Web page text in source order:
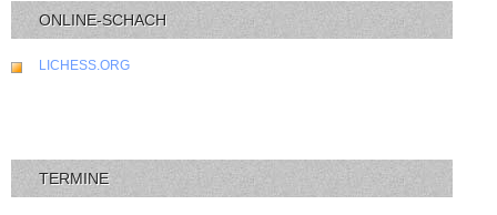
ONLINE-SCHACH
LICHESS.ORG
TERMINE